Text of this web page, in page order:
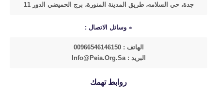
جدة، حي السلامه، طريق المدينة المنورة، برج الحميضي الدور 11
وسائل الاتصال :
الهاتف : 00966546146150
البريد : Info@peia.org.sa
روابط تهمك